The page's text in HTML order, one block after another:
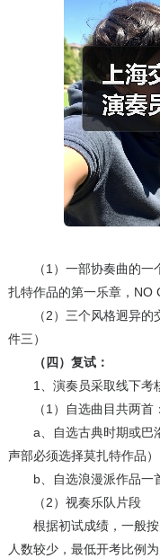
（1）一部协奏曲的一
扎特作品的第一乐章，NO
（2）三个风格迥异的
件三）
（四）复试：
1、演奏员采取线下考核
（1）自选曲目共两首：
a、自选古典时期或巴
声部必须选择莫扎特作品）
b、自选浪漫派作品一
（2）视奏乐队片段
根据初试成绩，一般按1
人数较少，最低开考比例